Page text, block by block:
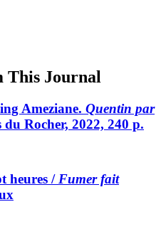
This Journal
Ameziane. Quentin par
Rocher, 2022, 240 p.
heures / Fumer fait